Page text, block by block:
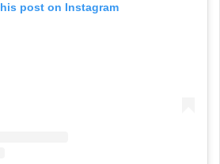
post on Instagram